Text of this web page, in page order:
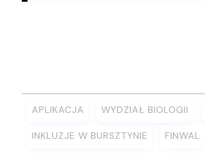
APLIKACJA WYDZIAŁ BIOLOGII
INKLUZJE W BURSZTYNIE FINWAL